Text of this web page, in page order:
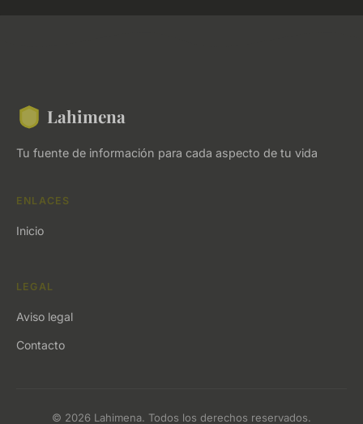
Lahimena
Tu fuente de información para cada aspecto de tu vida
ENLACES
Inicio
LEGAL
Aviso legal
Contacto
© 2026 Lahimena. Todos los derechos reservados.